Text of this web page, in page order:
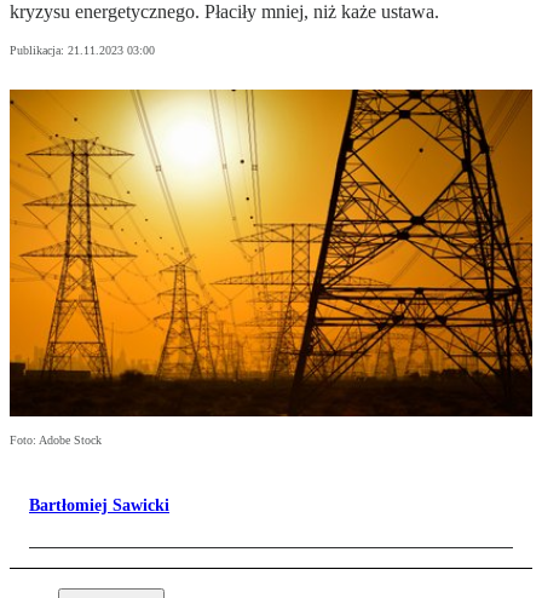
kryzysu energetycznego. Płaciły mniej, niż każe ustawa.
Publikacja: 21.11.2023 03:00
Foto: Adobe Stock
Bartłomiej Sawicki